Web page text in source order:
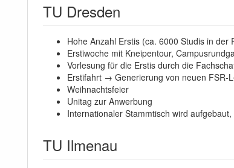
TU Dresden
Hohe Anzahl Erstis (ca. 6000 Studis in der
Erstiwoche mit Kneipentour,
Vorlesung für die Erstis durch die
Erstifahrt → Generierung von neuen FSR-
Weihnachtsfeier
Unitag zur Anwerbung
Internationaler Stammtisch wird
TU Ilmenau